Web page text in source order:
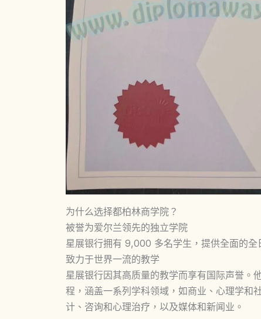
为什么选择都柏林商学院？
被誉为爱尔兰领先的独立学院
星展银行拥有 9,000 多名学生，提供全面的全
致力于世界一流的教学
星展银行因其高质量的教学而享有国际声誉。
程，涵盖一系列学科领域，如商业、心理学和
计、咨询和心理治疗，以及媒体和新闻业。